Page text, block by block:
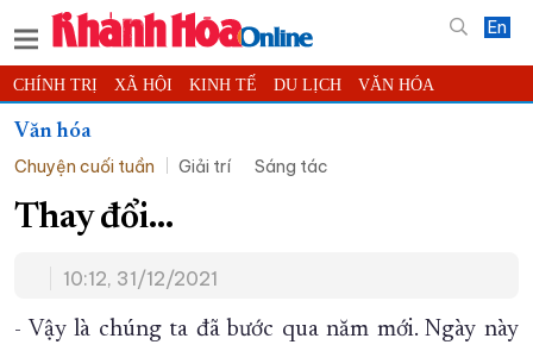
En
CHÍNH TRỊ XÃ HỘI KINH TẾ DU LỊCH VĂN HÓA
THỂ THAO
KHOA HỌC - CÔNG NGHỆ PHÁP LUẬT
THẾ GIỚI MULTIMEDIA
QUY HOẠCH TỈNH KHÁNH HÒA
TRƯỜNG SA BIỂN ĐẢO QUÊ HƯƠNG
Văn hóa
Chuyện cuối tuần
Giải trí Sáng tác
Thay đổi…
10:12, 31/12/2021
- Vậy là chúng ta đã bước qua năm mới. Ngày này